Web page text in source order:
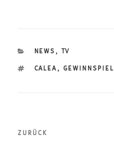
KATEGORIEN
NEWS, TV
SCHLAGWÖRTER
CALEA, GEWINNSPIEL
Beitragsnavigation
Vorheriger
ZURÜCK